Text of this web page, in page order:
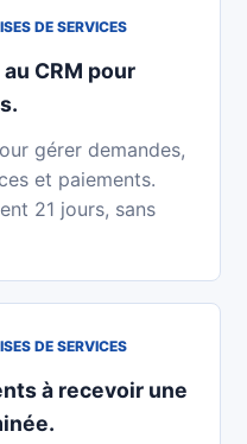
DE SERVICES
CRM pour
gérer demandes,
et paiements.
21 jours, sans
DE SERVICES
à recevoir une